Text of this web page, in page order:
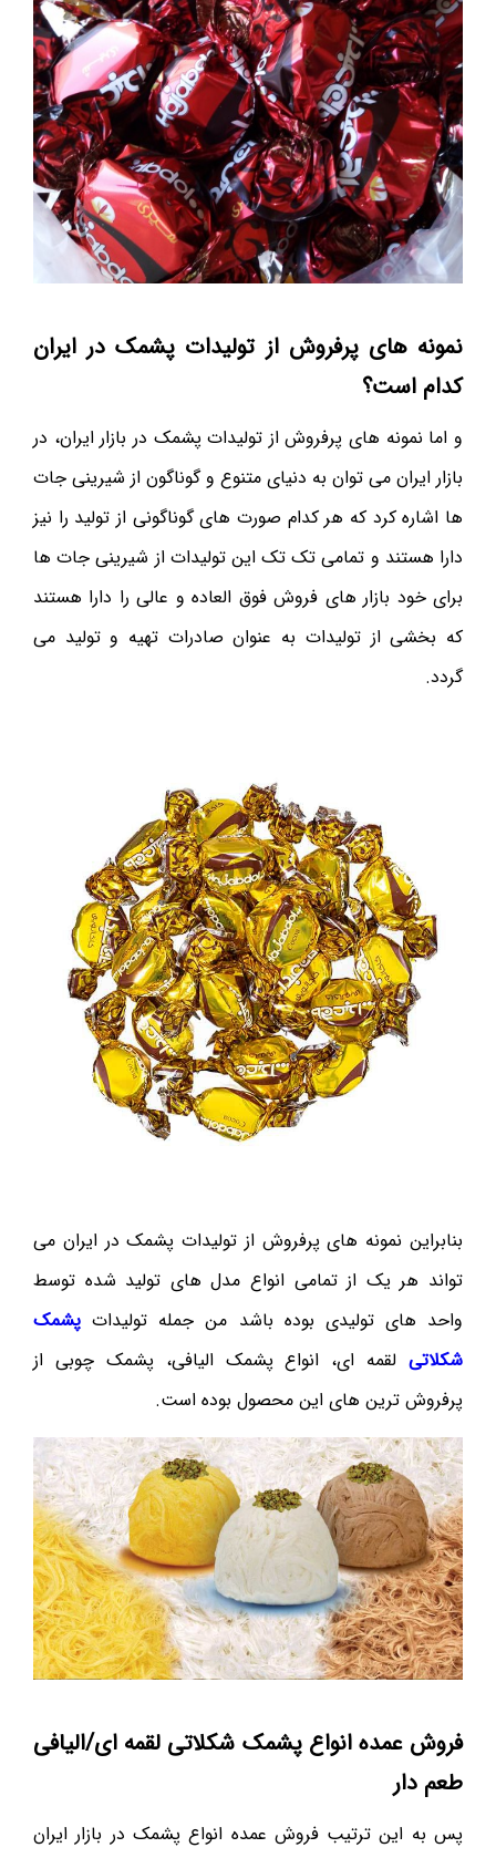
نمونه های پرفروش از تولیدات پشمک در ایران
کدام است؟
و اما نمونه های پرفروش از تولیدات پشمک در بازار ایران، در
بازار ایران می توان به دنیای متنوع و گوناگون از شیرینی جات
ها اشاره کرد که هر کدام صورت های گوناگونی از تولید را نیز
دارا هستند و تمامی تک تک این تولیدات از شیرینی جات ها
برای خود بازار های فروش فوق العاده و عالی را دارا هستند
که بخشی از تولیدات به عنوان صادرات تهیه و تولید می
گردد.
بنابراین نمونه های پرفروش از تولیدات پشمک در ایران می
تواند هر یک از تمامی انواع مدل های تولید شده توسط
واحد های تولیدی بوده باشد من جمله تولیدات پشمک
شکلاتی لقمه ای، انواع پشمک الیافی، پشمک چوبی از
پرفروش ترین های این محصول بوده است.
فروش عمده انواع پشمک شکلاتی لقمه ای/الیافی
طعم دار
پس به این ترتیب فروش عمده انواع پشمک در بازار ایران